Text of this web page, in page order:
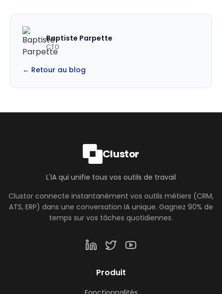
Baptiste Parpette
CTO
← Retour au blog
Clustor
L'IA qui unifie tous vos outils de travail
Clustor connecte instantanément vos outils métiers (CRM,
ATS, ERP) dans une conversation IA unique. Gagnez 90% de
temps sur vos tâches quotidiennes.
Produit